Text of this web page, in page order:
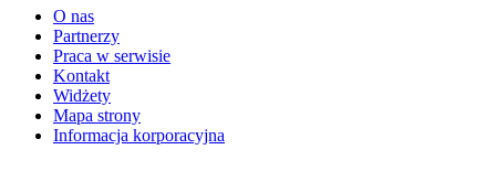
O nas
Partnerzy
Praca w serwisie
Kontakt
Widżety
Mapa strony
Informacja korporacyjna